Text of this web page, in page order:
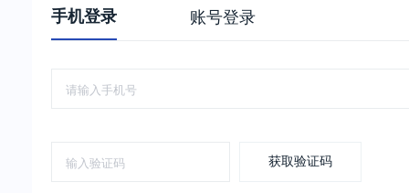
手机登录 账号登录
获取验证码